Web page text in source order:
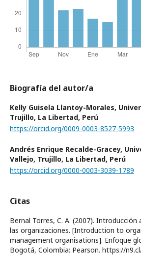
Biografía del autor/a
Kelly Guisela Llantoy-Morales,
Trujillo, La Libertad, Perú
https://orcid.org/0009-0003-8527-5993
Andrés Enrique Recalde-Gracey,
Vallejo, Trujillo, La Libertad, Perú
https://orcid.org/0000-0003-3039-1789
Citas
Bernal Torres, C. A. (2007).
las organizaciones. [Introduction to
management organisations]. Enfoque
Bogotá, Colombia: Pearson. https://